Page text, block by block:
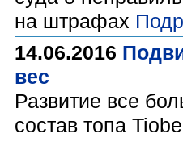
на штрафах
14.06.2016
вес
Развитие все
состав топа